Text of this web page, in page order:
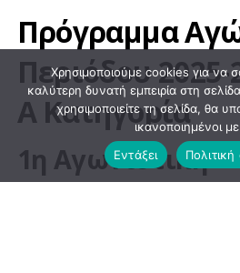
Πρόγραμμα
Περιόδου 2025-
Α Κατηγορία
1η Αγωνιστική
Χρησιμοποιούμε cookies για να
καλύτερη δυνατή εμπειρία στη
χρησιμοποιείτε τη σελίδα, θα
ικανοποιημένοι
Εντάξει